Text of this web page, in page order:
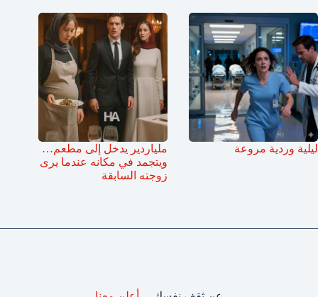
ليلية وردية مروعة
ملياردير يدخل إلى مطعم…
ويتجمد في مكانه عندما يرى
زوجته السابقة